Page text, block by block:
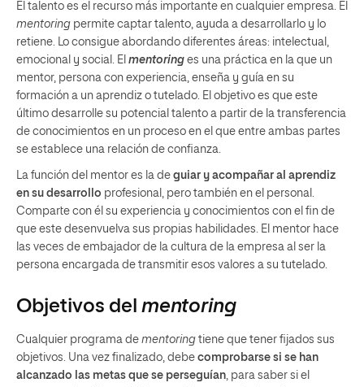
El talento es el recurso más importante en cualquier empresa. El
mentoring permite captar talento, ayuda a desarrollarlo y lo
retiene. Lo consigue abordando diferentes áreas: intelectual,
emocional y social. El mentoring es una práctica en la que un
mentor, persona con experiencia, enseña y guía en su
formación a un aprendiz o tutelado. El objetivo es que este
último desarrolle su potencial talento a partir de la transferencia
de conocimientos en un proceso en el que entre ambas partes
se establece una relación de confianza.
La función del mentor es la de guiar y acompañar al aprendiz
en su desarrollo profesional, pero también en el personal.
Comparte con él su experiencia y conocimientos con el fin de
que este desenvuelva sus propias habilidades. El mentor hace
las veces de embajador de la cultura de la empresa al ser la
persona encargada de transmitir esos valores a su tutelado.
Objetivos del mentoring
Cualquier programa de mentoring tiene que tener fijados sus
objetivos. Una vez finalizado, debe comprobarse si se han
alcanzado las metas que se perseguían, para saber si el